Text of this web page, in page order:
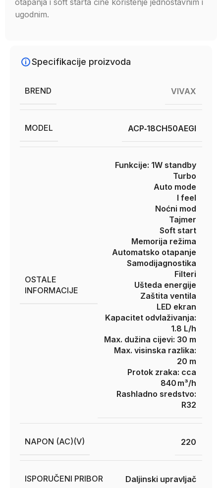
otapanja i soft starta čine korištenje jednostavnim i
ugodnim.
Specifikacije proizvoda
BREND VIVAX
MODEL ACP‑18CH50AEGI
OSTALE
INFORMACIJE
Funkcije: 1W standby
Turbo
Auto mode
I feel
Noćni mod
Tajmer
Soft start
Memorija režima
Automatsko otapanje
Samodijagnostika
Filteri
Ušteda energije
Zaštita ventila
LED ekran
Kapacitet odvlaživanja:
1.8 L/h
Max. dužina cijevi: 30 m
Max. visinska razlika:
20 m
Protok zraka: cca
840 m³/h
Rashladno sredstvo:
R32
NAPON (AC)(V) 220
ISPORUČENI PRIBOR Daljinski upravljač